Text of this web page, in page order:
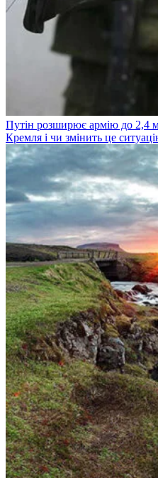
Путін розширює армію до 2,4
Кремля і чи змінить це